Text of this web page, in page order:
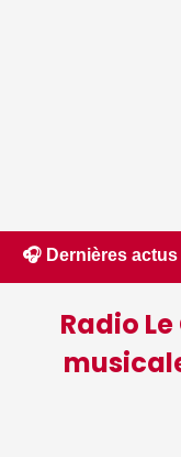
🎧 Dernières actus
de forêt
Radio